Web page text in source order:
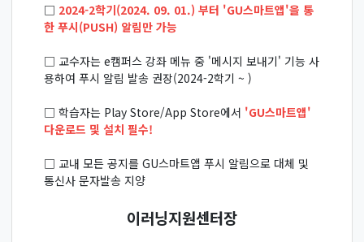
□ 2024-2학기(2024. 09. 01.) 부터 'GU스마트앱'을 통
한 푸시(PUSH) 알림만 가능
□ 교수자는 e캠퍼스 강좌 메뉴 중 '메시지 보내기' 기능 사
용하여 푸시 알림 발송 권장(2024-2학기 ~ )
□ 학습자는 Play Store/App Store에서 'GU스마트앱'
다운로드 및 설치 필수!
□ 교내 모든 공지를 GU스마트앱 푸시 알림으로 대체 및
통신사 문자발송 지양
이러닝지원센터장